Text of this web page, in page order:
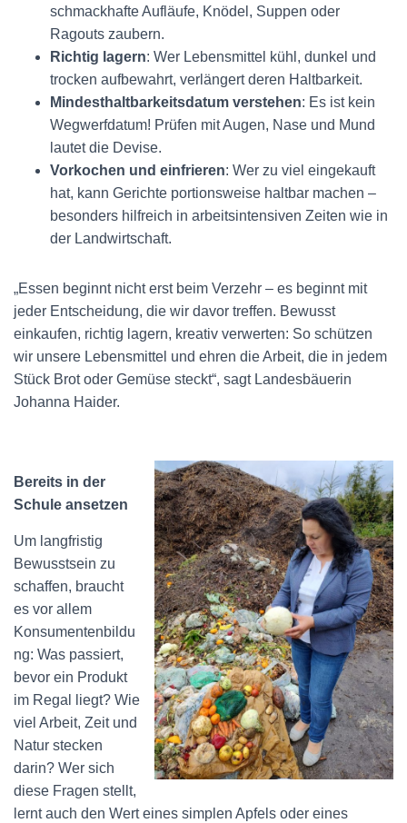
schmackhafte Aufläufe, Knödel, Suppen oder
Ragouts zaubern.
Richtig lagern: Wer Lebensmittel kühl, dunkel und
trocken aufbewahrt, verlängert deren Haltbarkeit.
Mindesthaltbarkeitsdatum verstehen: Es ist kein
Wegwerfdatum! Prüfen mit Augen, Nase und Mund
lautet die Devise.
Vorkochen und einfrieren: Wer zu viel eingekauft
hat, kann Gerichte portionsweise haltbar machen –
besonders hilfreich in arbeitsintensiven Zeiten wie in
der Landwirtschaft.
„Essen beginnt nicht erst beim Verzehr – es beginnt mit
jeder Entscheidung, die wir davor treffen. Bewusst
einkaufen, richtig lagern, kreativ verwerten: So schützen
wir unsere Lebensmittel und ehren die Arbeit, die in jedem
Stück Brot oder Gemüse steckt“, sagt Landesbäuerin
Johanna Haider.
Bereits in der
Schule ansetzen
Um langfristig
Bewusstsein zu
schaffen, braucht
es vor allem
Konsumentenbildu
ng: Was passiert,
bevor ein Produkt
im Regal liegt? Wie
viel Arbeit, Zeit und
Natur stecken
darin? Wer sich
diese Fragen stellt,
lernt auch den Wert eines simplen Apfels oder eines